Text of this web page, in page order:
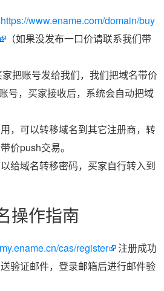
https://www.ename.com/domain/buy
（如果没发布一口价请联系我们带
把账号发给我们，我们把域名带价
号，买家接收后，系统会自动把域
，可以转移域名到其它注册商，转
价push交易。
给域名转移密码，买家自行转入到
操作指南
cas/register
注册成功
验证邮件，登录邮箱后进行邮件验